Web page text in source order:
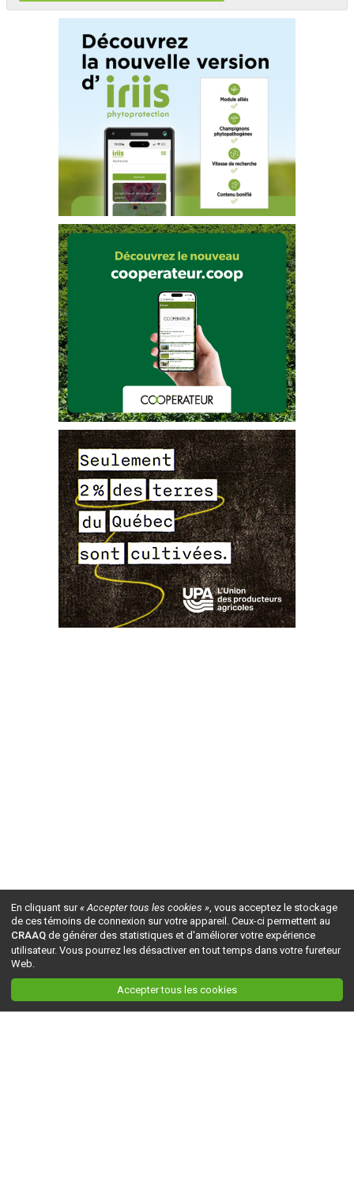
En cliquant sur« Accepter tous les cookies », vous acceptez le stockage
de ces témoins de connexion sur votre appareil. Ceux-ci permettent au
CRAAQ de générer des statistiques et d'améliorer votre expérience
utilisateur. Vous pourrez les désactiver en tout temps dans votre fureteur
Web.
Accepter tous les cookies